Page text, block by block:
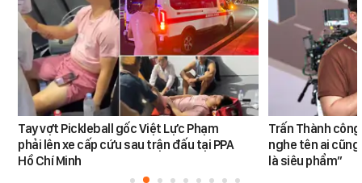
Tay vợt Pickleball gốc Việt Lực Phạm
phải lên xe cấp cứu sau trận đấu tại PPA
Hồ Chí Minh
Trấn Thành
nghe tên ai
là siêu phẩm”